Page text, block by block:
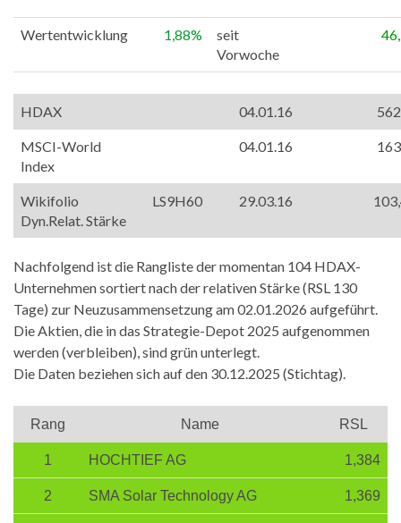
Wertentwicklung 1,88%
seit
Vorwoche
HDAX 04.01.16
MSCI-World
Index
04.01.16
Wikifolio
Dyn.Relat. Stärke
LS9H60 29.03.16
Nachfolgend ist die Rangliste der momentan 104 HDAX-
Unternehmen sortiert nach der relativen Stärke (RSL 130
Tage) zur Neuzusammensetzung am 02.01.2026 aufgeführt.
Die Aktien, die in das Strategie-Depot 2025 aufgenommen
werden (verbleiben), sind grün unterlegt.
Die Daten beziehen sich auf den 30.12.2025 (Stichtag).
Rang Name RSL
1 HOCHTIEF AG 1,384
2 SMA Solar Technology AG 1,369